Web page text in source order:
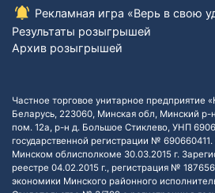
Рекламная игра «Верь в свою
Результаты розыгрышей
Архив розыгрышей
Частное торговое унитарное предприятие
Беларусь, 223060, Минская обл, Минский р-
пом. 12а, р-н д. Большое Стиклево, УНП
государственной регистрации №
Минском облисполкоме 30.03.2015 г.
реестре 04.02.2015 г., регистрация №
экономики Минского районного